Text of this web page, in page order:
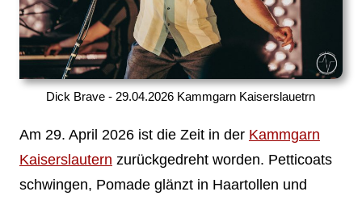
Dick Brave - 29.04.2026 Kammgarn Kaiserslauetrn
Am 29. April 2026 ist die Zeit in der Kammgarn
Kaiserslautern zurückgedreht worden. Petticoats
schwingen, Pomade glänzt in Haartollen und